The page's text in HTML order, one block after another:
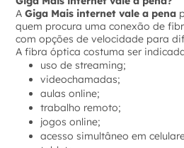
AGiga Mais internet vale a pena
quem procura uma conexão de
com opções de velocidade para
A fibra óptica costuma ser
uso de streaming;
videochamadas;
aulas online;
trabalho remoto;
jogos online;
acesso simultâneo em